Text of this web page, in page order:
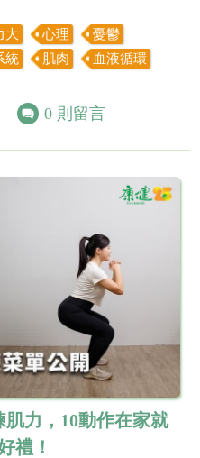
大 心理
憂鬱
統 肌肉
血液循環
0 則留言
力，10動作在家就
禮！